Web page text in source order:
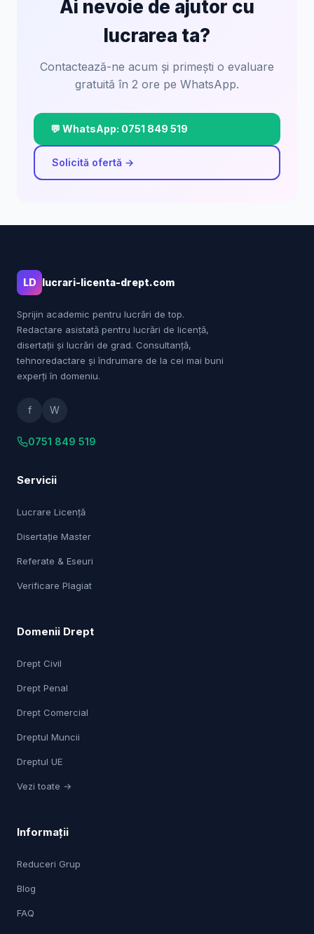
Ai nevoie de ajutor cu
lucrarea ta?
Contactează-ne acum și primești o evaluare
gratuită în 2 ore pe WhatsApp.
💬 WhatsApp: 0751 849 519
Solicită ofertă →
LD lucrari-licenta-drept.com
Sprijin academic pentru lucrări de top.
Redactare asistată pentru lucrări de licență,
disertații și lucrări de grad. Consultanță,
tehnoredactare și îndrumare de la cei mai buni
experți în domeniu.
f W
0751 849 519
Servicii
Lucrare Licență
Disertație Master
Referate & Eseuri
Verificare Plagiat
Domenii Drept
Drept Civil
Drept Penal
Drept Comercial
Dreptul Muncii
Dreptul UE
Vezi toate →
Informații
Reduceri Grup
Blog
FAQ